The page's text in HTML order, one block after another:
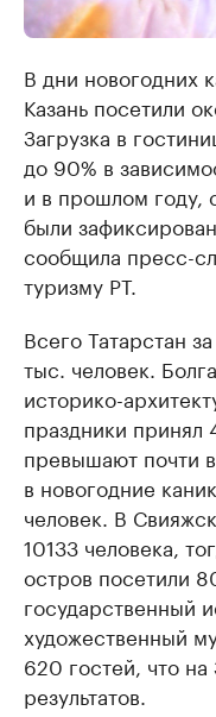
В дни новогодних
Казань посетили
Загрузка в
до 90% в
и в прошлом году,
были
сообщила пресс-
туризму РТ.
Всего Татарстан
тыс. человек.
историко-
праздники принял
превышают почти
в новогодние
человек. В
10133 человека,
остров посетили
государственный
художественный
620 гостей, что
результатов.